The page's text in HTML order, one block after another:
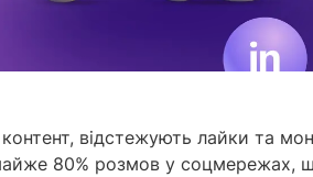
відстежують лайки та
80% розмов у соцмережах,